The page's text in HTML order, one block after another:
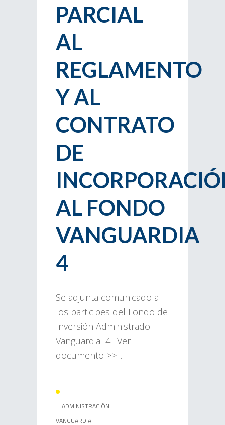
PARCIAL
AL
REGLAMENTO
Y AL
CONTRATO
DE
AL FONDO
VANGUARDIA
4
Se adjunta comunicado a
los participes del Fondo de
Inversión Administrado
Vanguardia 4 . Ver
documento >> ...
ADMINISTRACIÓN
VANGUARDIA